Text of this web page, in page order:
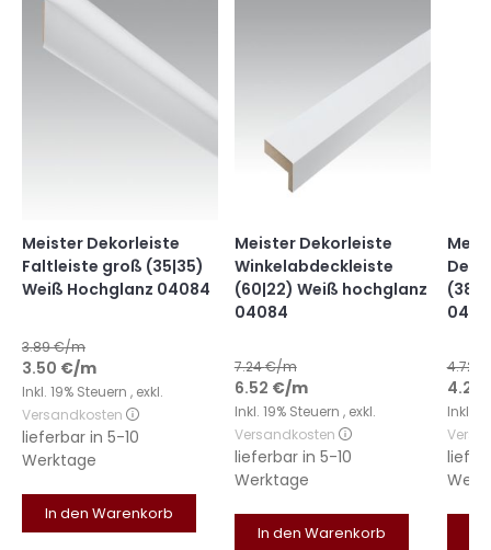
Meister Dekorleiste
Faltleiste groß (35|35)
Weiß Hochglanz 04084
3.89€/m
3.50 €/m
Inkl. 19% Steuern , exkl.
Versandkosten
lieferbar in 5-10
Werktage
In den Warenkorb
Meister Dekorleiste
Winkelabdeckleiste
(60|22) Weiß hochglanz
04084
7.24€/m
6.52 €/m
Inkl. 19% Steuern , exkl.
Versandkosten
lieferbar in 5-10
Werktage
In den Warenkorb
4.72
4.25
Inkl.